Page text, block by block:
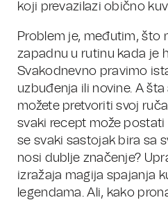
koji prevazilazi obično
Problem je, međutim, što
zapadnu u rutinu kada je
Svakodnevno pravimo
uzbuđenja ili novine. A
možete pretvoriti svoj
svaki recept može
se svaki sastojak bira sa
nosi dublje značenje?
izražaja magija spajanja
legendama. Ali, kako